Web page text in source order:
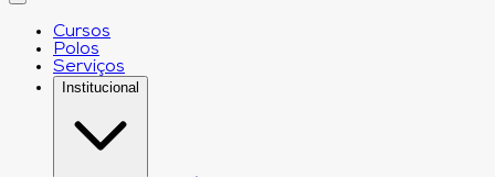
Cursos
Polos
Serviços
Institucional